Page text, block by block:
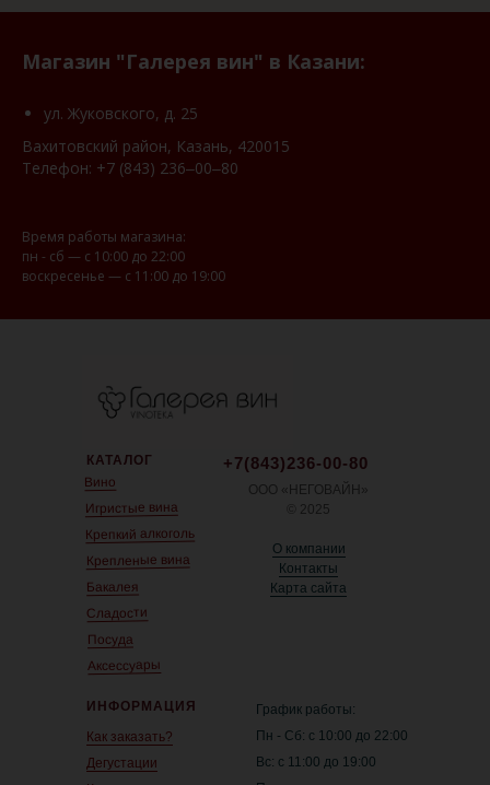
Магазин "Галерея вин" в Казани:
ул. Жуковского, д. 25
Вахитовский район, Казань, 420015
Телефон: +7 (843) 236‒00‒80
Время работы магазина:
пн - сб — с 10:00 до 22:00
воскресенье — с 11:00 до 19:00
КАТАЛОГ
Вино
Игристые вина
Крепкий алкоголь
Крепленые вина
Бакалея
Сладости
Посуда
Аксессуары
ИНФОРМАЦИЯ
Как заказать?
Дегустации
График работы:
Пн - Сб: с 10:00 до 22:00
Вс: с 11:00 до 19:00
ООО «НЕГОВАЙН»
© 2025
О компании
Контакты
Карта сайта
+7(843)236-00-80